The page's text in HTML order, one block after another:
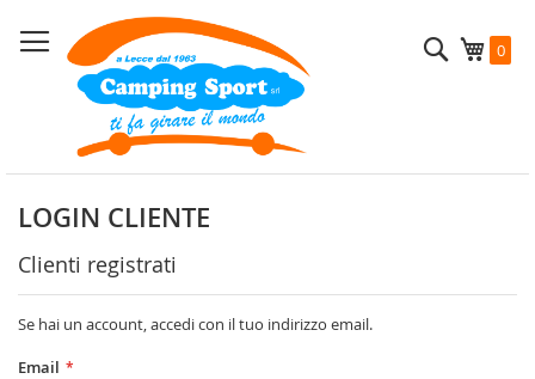
al
contenuto
0
Cerca
LOGIN CLIENTE
Clienti registrati
Se hai un account, accedi con il tuo indirizzo email.
Email